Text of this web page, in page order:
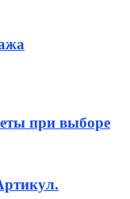
при выборе